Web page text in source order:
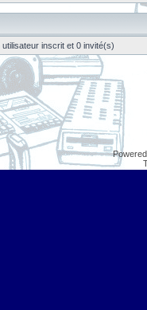
inscrit et 0 invité(s)